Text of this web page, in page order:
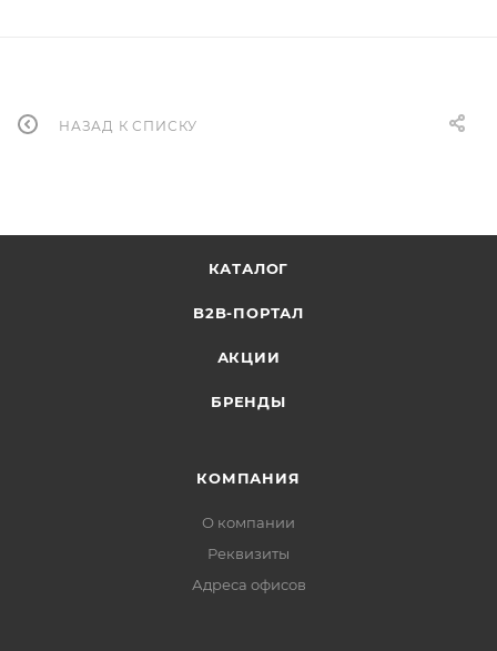
НАЗАД К СПИСКУ
КАТАЛОГ
B2B-ПОРТАЛ
АКЦИИ
БРЕНДЫ
КОМПАНИЯ
О компании
Реквизиты
Адреса офисов